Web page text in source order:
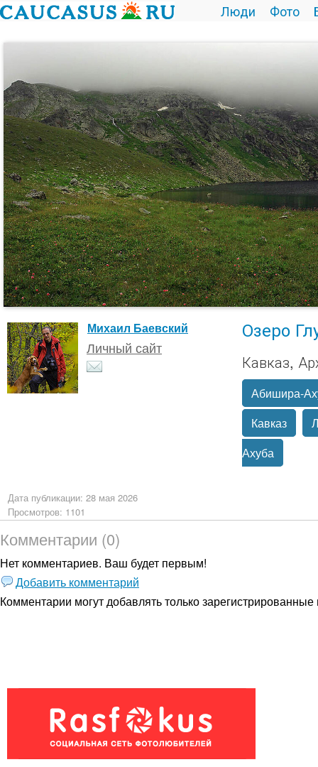
Люди Фото
Михаил Баевский
Личный сайт
Озеро
Кавказ,
Абишира-
Кавказ
Ахуба
Дата публикации: 28 мая 2026
Просмотров: 1101
Комментарии (0)
Нет комментариев. Ваш будет первым!
Добавить комментарий
Комментарии могут добавлять толькозарегистрированные